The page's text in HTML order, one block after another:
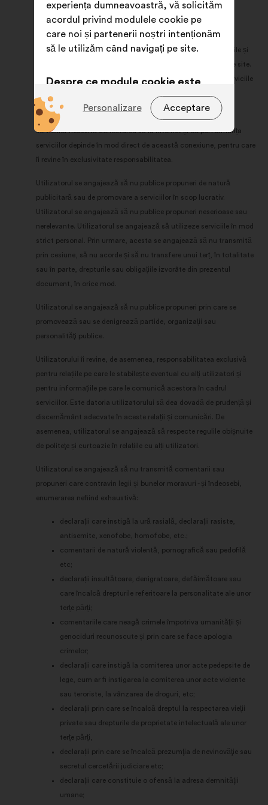
este exonerată de orice răspundere în această privință.
8.2 Utilizarea site-ului și a serviciilor
Utilizatorul recunoaște că a luat cunoștință de caracteristicile și
constrângerile, în special tehnice, ale tuturor serviciilor de pe site.
Întreaga responsabilitate pentru modul în care utilizează serviciile
Utilizatorul este informat și acceptă faptul că exploatarea
serviciilor necesită conectarea sa la internet și că performanța
serviciilor depinde în mod direct de această conexiune, pentru care
îi revine în exclusivitate responsabilitatea.
Utilizatorul se angajează să nu publice propuneri de natură
publicitară sau de promovare a serviciilor în scop lucrativ.
Utilizatorul se angajează să nu publice propuneri neserioase sau
nerelevante. Utilizatorul se angajează să utilizeze serviciile în mod
strict personal. Prin urmare, acesta se angajează să nu transmită
prin cesiune, să nu acorde și să nu transfere unui terț, în totalitate
sau în parte, drepturile sau obligațiile izvorâte din prezentul
document, în orice mod.
Utilizatorul se angajează să nu publice propuneri prin care se
promovează sau se denigrează partide, organizații sau
personalităţi publice.
Utilizatorului îi revine, de asemenea, responsabilitatea exclusivă
pentru relațiile pe care le stabilește eventual cu alți utilizatori și
pentru informațiile pe care le comunică acestora în cadrul
serviciilor. Este datoria utilizatorului să dea dovadă de prudență și
discernământ adecvate în aceste relații și comunicări. De
asemenea, utilizatorul se angajează să respecte regulile obișnuite
de politeţe și curtoazie în relațiile cu alți utilizatori.
Utilizatorul se angajează să nu transmită comentarii sau
propuneri care contravin legii și bunelor moravuri - și îndeosebi,
enumerarea nefiind exhaustivă:
declarații care instigă la ură rasială, declarații rasiste,
antisemite, xenofobe, homofobe, etc.;
comentarii de natură violentă, pornografică sau pedofilă
etc;
declarații insultătoare, denigratoare, defăimătoare sau
care încalcă drepturile referitoare la personalitate ale unor
terțe părți;
comentariile care neagă crimele împotriva umanităţii și
genociduri recunoscute și prin care se face apologia
crimelor;
declarații care instigă la comiterea unor acte pedepsite de
lege, cum ar fi instigarea la comiterea unor acte violente
sau teroriste, la vânzarea de droguri, etc;
declarații prin care se încalcă dreptul la respectarea vieții
private sau drepturile de proprietate intelectuală ale unor
terțe părți,
declarații prin care se încalcă prezumţia de nevinovăţie sau
secretul cercetării judiciare etc;
declarații care constituie o ofensă la adresa demnităţii
umane;
experiența dumneavoastră, vă solicităm
acordul privind modulele cookie pe
care noi și partenerii noștri intenționăm
să le utilizăm când navigați pe site.
Despre ce module cookie este
vorba?
module cookie
indispensabile pentru funcționarea
site-ului
cookie pentru a vă îmbunătăți
experiența când navigați pe site
Privind rețelele sociale:
optimizăm impactul prin
intermediul rețelelor sociale
Acceptare
Personalizare